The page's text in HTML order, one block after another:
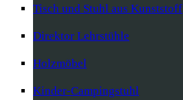
Tisch und Stuhl aus Kunststoff
Direktor Lehrstühle
Holzmöbel
Kinder-Campingstuhl